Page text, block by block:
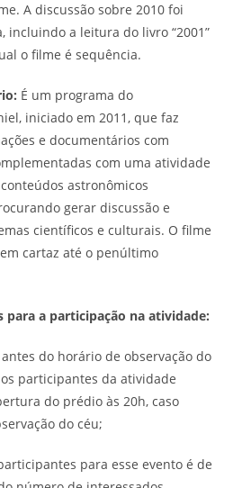
A discussão sobre 2010 foi
incluindo a leitura do livro “2001”
o filme é sequência.
É um programa do
iniciado em 2011, que faz
e documentários com
com uma atividade
astronômicos
gerar discussão e
científicos e culturais. O filme
cartaz até o penúltimo
para a participação na atividade:
do horário de observação do
participantes da atividade
do prédio às 20h, caso
do céu;
para esse evento é de